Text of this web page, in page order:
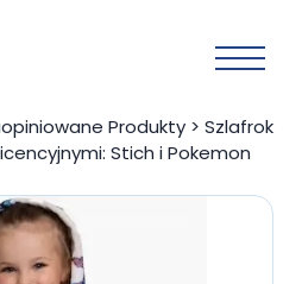
Produkty > Szlafrok
Stich i Pokemon